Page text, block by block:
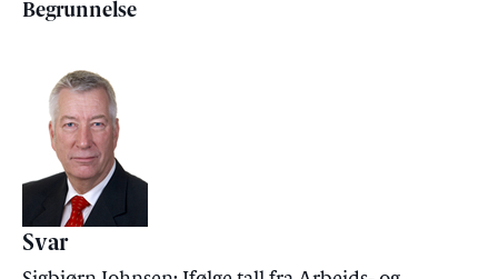
Begrunnelse
Svar